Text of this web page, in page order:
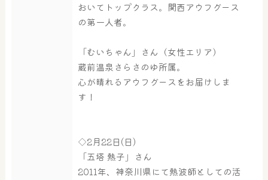
おいてトップクラス。関西アウフグース
の第一人者。
「むいちゃん」さん（女性エリア）
蔵前温泉さらさのゆ所属。
心が晴れるアウフグースをお届けしま
す！
◇2月22日(日)
「五塔 熱子」さん
2011年、神奈川県にて熱波師としての活